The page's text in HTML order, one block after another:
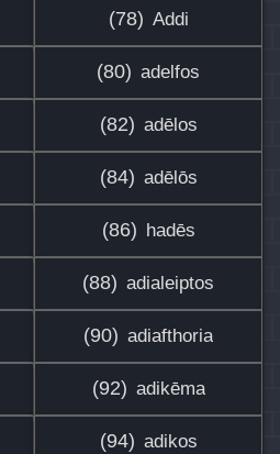
(78) Addi
(80) adelfos
(82) adēlos
(84) adēlōs
(86) hadēs
(88) adialeiptos
(90) adiafthoria
(92) adikēma
(94) adikos